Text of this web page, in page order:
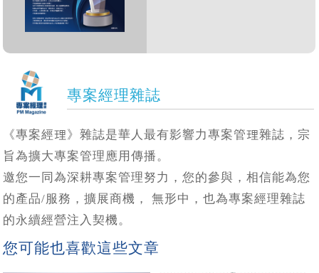
專案經理雜誌
《專案經理》雜誌是華人最有影響力專案管理雜誌，宗
旨為擴大專案管理應用傳播。
邀您一同為深耕專案管理努力，您的參與，相信能為您
的產品/服務，擴展商機， 無形中，也為專案經理雜誌
的永續經營注入契機。
您可能也喜歡這些文章